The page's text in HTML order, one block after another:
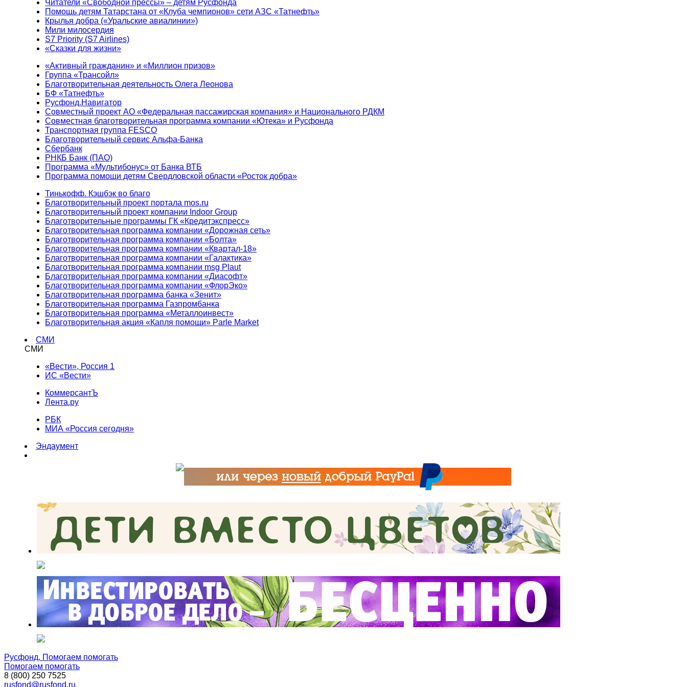
Читатели «Свободной прессы» – детям Русфонда
Помощь детям Татарстана от «Клуба чемпионов» сети АЗС «Татнефть»
Крылья добра («Уральские авиалинии»)
Мили милосердия
S7 Priority (S7 Airlines)
«Сказки для жизни»
«Активный гражданин» и «Миллион призов»
Группа «Трансойл»
Благотворительная деятельность Олега Леонова
БФ «Татнефть»
Русфонд.Навигатор
Совместный проект АО «Федеральная пассажирская компания» и Национального РДКМ
Совместная благотворительная программа компании «Ютека» и Русфонда
Транспортная группа FESCO
Благотворительный сервис Альфа-Банка
Сбербанк
РНКБ Банк (ПАО)
Программа «Мультибонус» от Банка ВТБ
Программа помощи детям Свердловской области «Росток добра»
Тинькофф. Кэшбэк во благо
Благотворительный проект портала mos.ru
Благотворительный проект компании Indoor Group
Благотворительные программы ГК «Кредитэкспресс»
Благотворительная программа компании «Дорожная сеть»
Благотворительная программа компании «Болта»
Благотворительная программа компании «Квартал-18»
Благотворительная программа компании «Галактика»
Благотворительная программа компании msg Plaut
Благотворительная программа компании «Диасофт»
Благотворительная программа компании «ФлорЭко»
Благотворительная программа банка «Зенит»
Благотворительная программа Газпромбанка
Благотворительная программа «Металлоинвест»
Благотворительная акция «Капля помощи» Parle Market
СМИ
СМИ
«Вести», Россия 1
ИС «Вести»
КоммерсантЪ
Лента.ру
РБК
МИА «Россия сегодня»
Эндаумент
Русфонд. Помогаем помогать
Помогаем помогать
8 (800) 250 7525
rusfond@rusfond.ru